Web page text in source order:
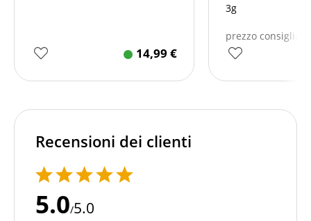
14,99 €
3g
prezzo
Recensioni dei clienti
5.0/5.0